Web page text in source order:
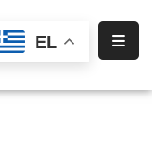
EL